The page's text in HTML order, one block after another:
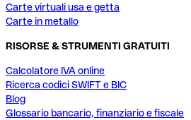
Carte virtuali usa e getta
Carte in metallo
RISORSE & STRUMENTI GRATUITI
Calcolatore IVA online
Ricerca codici SWIFT e BIC
Blog
Glossario bancario, finanziario e fiscale